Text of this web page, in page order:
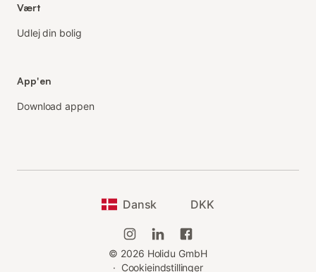
Vært
Udlej din bolig
App'en
Download appen
Dansk DKK
© 2026 Holidu GmbH
· Cookieindstillinger